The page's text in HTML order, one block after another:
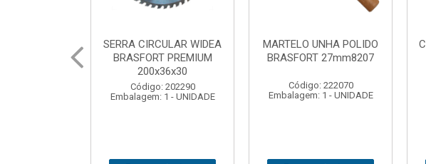
MARTELO UNHA POLIDO
BRASFORT 27mm8207
Código: 222070
Embalagem: 1 - UNIDADE
CHAVE GRIFO BRASFORT
14” 6012
Código: 231967
Embalagem: 1 - UNIDADE